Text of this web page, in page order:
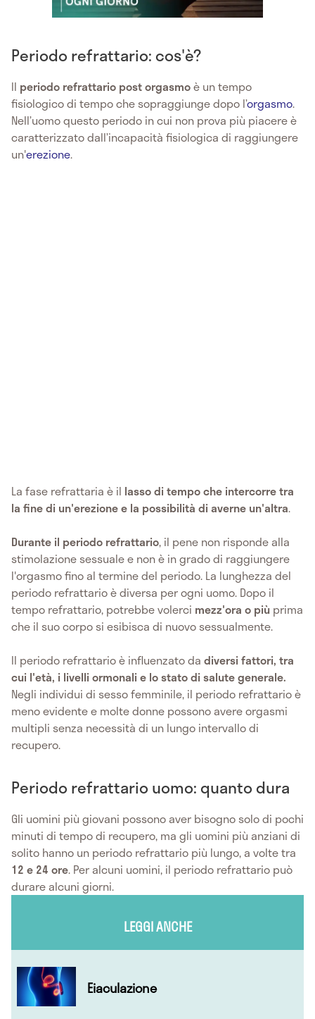
Periodo refrattario: cos'è?
Il periodo refrattario post orgasmoè un tempo
fisiologico di tempo che sopraggiunge dopo l’orgasmo.
Nell’uomo questo periodo in cui non prova più piacere è
caratterizzato dall’incapacità fisiologica di raggiungere
un'erezione.
La fase refrattaria è il lasso di tempo che intercorre tra
la fine di un'erezione e la possibilità di averne un'altra.
Durante il periodo refrattario, il pene non risponde alla
stimolazione sessuale e non è in grado di raggiungere
l'orgasmo fino al termine del periodo. La lunghezza del
periodo refrattario è diversa per ogni uomo. Dopo il
tempo refrattario, potrebbe volerci mezz'ora o più prima
che il suo corpo si esibisca di nuovo sessualmente.
Il periodo refrattario è influenzato da diversi fattori, tra
cui l'età, i livelli ormonali e lo stato di salute generale.
Negli individui di sesso femminile, il periodo refrattario è
meno evidente e molte donne possono avere orgasmi
multipli senza necessità di un lungo intervallo di
recupero.
Periodo refrattario uomo: quanto dura
Gli uomini più giovani possono aver bisogno solo di pochi
minuti di tempo di recupero, ma gli uomini più anziani di
solito hanno un periodo refrattario più lungo, a volte tra
12 e 24 ore. Per alcuni uomini, il periodo refrattario può
durare alcuni giorni.
LEGGI ANCHE
Eiaculazione